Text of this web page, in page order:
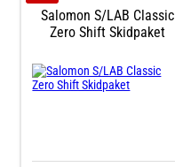
Salomon S/LAB Classic
Zero Shift Skidpaket